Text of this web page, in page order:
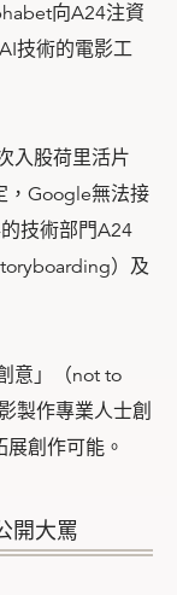
向A24注資
技術的電影工
入股荷里活片
，Google無法接
技術部門A24
）及
意」（not to
製作專業人士創
創作可能。
開大罵